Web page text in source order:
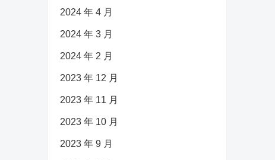
2024 年 4 月
2024 年 3 月
2024 年 2 月
2023 年 12 月
2023 年 11 月
2023 年 10 月
2023 年 9 月